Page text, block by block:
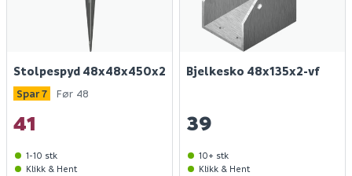
Stolpespyd 48x48x450x2
41
Spar 7 Før 48
1-10 stk
Klikk & Hent
Bjelkesko 48x135x2-vf
39
10+ stk
Klikk & Hent